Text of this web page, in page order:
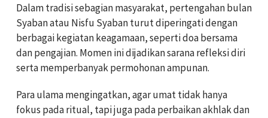
Dalam tradisi sebagian masyarakat, pertengahan bulan
Syaban atau Nisfu Syaban turut diperingati dengan
berbagai kegiatan keagamaan, seperti doa bersama
dan pengajian. Momen ini dijadikan sarana refleksi diri
serta memperbanyak permohonan ampunan.
Para ulama mengingatkan, agar umat tidak hanya
fokus pada ritual, tapi juga pada perbaikan akhlak dan